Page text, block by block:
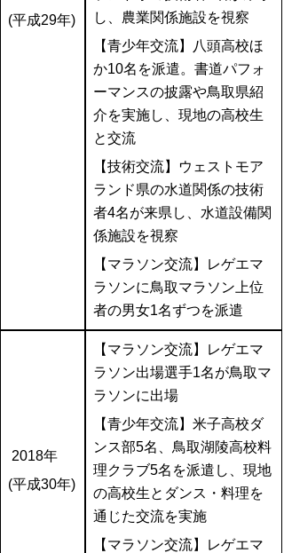
(平成29年)
し、農業関係施設を視察
【青少年交流】八頭高校ほ
か10名を派遣。書道パフォ
ーマンスの披露や鳥取県紹
介を実施し、現地の高校生
と交流
【技術交流】ウェストモア
ランド県の水道関係の技術
者4名が来県し、水道設備関
係施設を視察
【マラソン交流】レゲエマ
ラソンに鳥取マラソン上位
者の男女1名ずつを派遣
2018年
(平成30年)
【マラソン交流】レゲエマ
ラソン出場選手1名が鳥取マ
ラソンに出場
【青少年交流】米子高校ダ
ンス部5名、鳥取湖陵高校料
理クラブ5名を派遣し、現地
の高校生とダンス・料理を
通じた交流を実施
【マラソン交流】レゲエマ